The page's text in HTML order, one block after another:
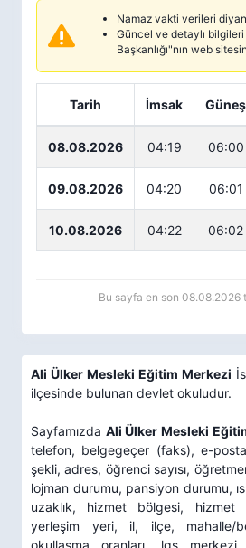
Namaz vakti verileri
Güncel ve detaylı
Başkanlığı"nın web
Tarih İmsak Güneş
08.08.2026 04:19 06:00
09.08.2026 04:20 06:01
10.08.2026 04:22 06:02
Bu sayfa en son 08.08.2026
Ali Ülker Mesleki Eğitim Merkezi
ilçesinde bulunan devlet okuludur.
Sayfamızda Ali Ülker Mesleki
telefon, belgegeçer (faks), e-
şekli, adres, öğrenci sayısı,
lojman durumu, pansiyon durumu,
uzaklık, hizmet bölgesi, hizmet
yerleşim yeri, il, ilçe, mahalle/